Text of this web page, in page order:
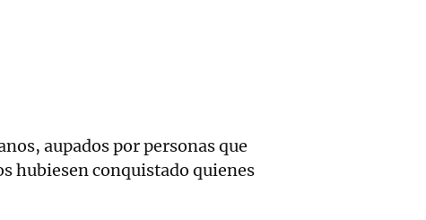
aupados por personas que
hubiesen conquistado quienes